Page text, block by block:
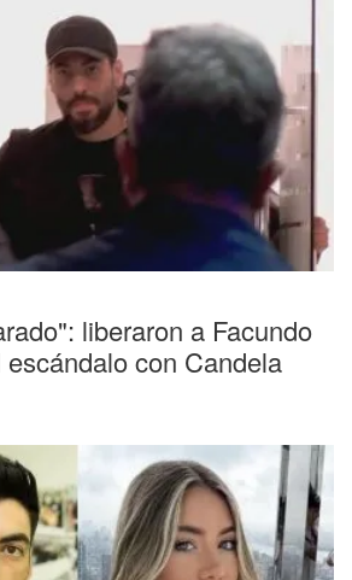
liberaron a Facundo
con Candela